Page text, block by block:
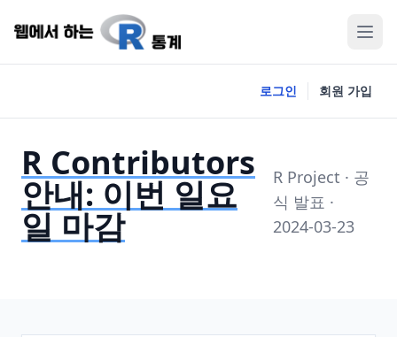
로그인 회원 가입
R Contributors
안내: 이번 일요
일 마감
R Project · 공
식 발표 ·
2024-03-23